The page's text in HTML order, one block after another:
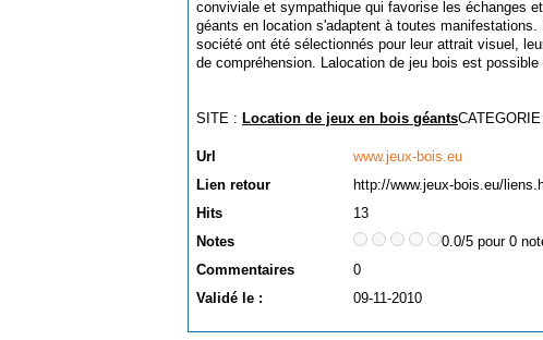
conviviale et sympathique qui favorise les échanges
géants en location s'adaptent à toutes
société ont été sélectionnés pour leur attrait visuel,
de compréhension. Lalocation de jeu bois est
SITE : Location de jeux en bois géants
Url
www.jeux-bois.eu
Lien retour
http://www.jeux-bois.eu/
Hits
13
Notes
0.0/5 pour 0
Commentaires
0
Validé le :
09-11-2010